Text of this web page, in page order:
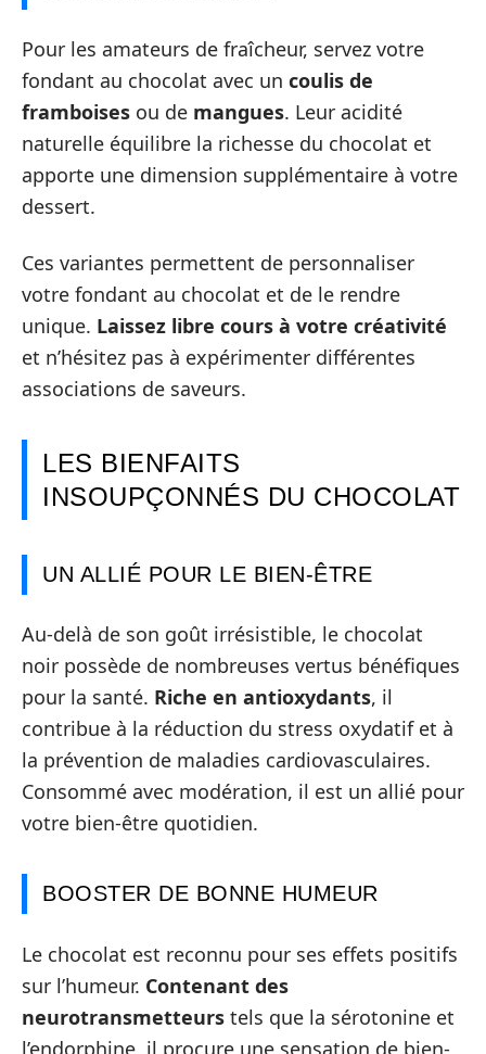
Pour les amateurs de fraîcheur, servez votre
fondant au chocolat avec un coulis de
framboises ou de mangues. Leur acidité
naturelle équilibre la richesse du chocolat et
apporte une dimension supplémentaire à votre
dessert.
Ces variantes permettent de personnaliser
votre fondant au chocolat et de le rendre
unique. Laissez libre cours à votre créativité
et n’hésitez pas à expérimenter différentes
associations de saveurs.
LES BIENFAITS
INSOUPÇONNÉS DU CHOCOLAT
UN ALLIÉ POUR LE BIEN-ÊTRE
Au-delà de son goût irrésistible, le chocolat
noir possède de nombreuses vertus bénéfiques
pour la santé. Riche en antioxydants, il
contribue à la réduction du stress oxydatif et à
la prévention de maladies cardiovasculaires.
Consommé avec modération, il est un allié pour
votre bien-être quotidien.
BOOSTER DE BONNE HUMEUR
Le chocolat est reconnu pour ses effets positifs
sur l’humeur. Contenant des
neurotransmetteurs tels que la sérotonine et
l’endorphine, il procure une sensation de bien-